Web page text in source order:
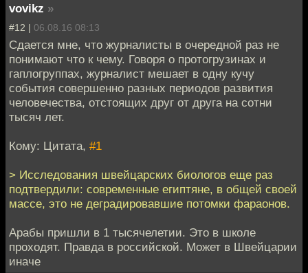
vovikz »
#12 | 06.08.16 08:13
Сдается мне, что журналисты в очередной раз не
понимают что к чему. Говоря о протогрузинах и
гаплогруппах, журналист мешает в одну кучу
события совершенно разных периодов развития
человечества, отстоящих друг от друга на сотни
тысяч лет.
Кому: Цитата, #1
> Исследования швейцарских биологов еще раз
подтвердили: современные египтяне, в общей своей
массе, это не деградировавшие потомки фараонов.
Арабы пришли в 1 тысячелетии. Это в школе
проходят. Правда в российской. Может в Швейцарии
иначе